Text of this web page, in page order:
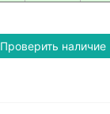
Проверить наличие